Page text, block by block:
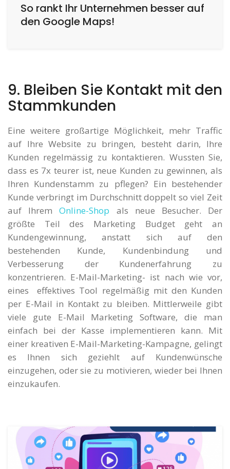
So rankt Ihr Unternehmen besser auf
den Google Maps!
9. Bleiben Sie Kontakt mit den
Stammkunden
Eine weitere großartige Möglichkeit, mehr Traffic
auf Ihre Website zu bringen, besteht darin, Ihre
Kunden regelmässig zu kontaktieren. Wussten Sie,
dass es 7x teurer ist, neue Kunden zu gewinnen, als
Ihren Kundenstamm zu pflegen? Ein bestehender
Kunde verbringt im Durchschnitt doppelt so viel Zeit
auf IhremOnline-Shop als neue Besucher. Der
größte Teil des Marketing Budget geht an
Kundengewinnung, anstatt sich auf den
bestehenden Kunde, Kundenbindung und
Verbesserung der Kundenerfahrung zu
konzentrieren. E-Mail-Marketing- ist nach wie vor,
eines effektives Tool regelmäßig mit den Kunden
per E-Mail in Kontakt zu bleiben. Mittlerweile gibt
viele gute E-Mail Marketing Software, die man
einfach bei der Kasse implementieren kann. Mit
einer kreativen E-Mail-Marketing-Kampagne, gelingt
es Ihnen sich geziehlt auf Kundenwünsche
einzugehen, oder sie zu motivieren, wieder bei Ihnen
einzukaufen.